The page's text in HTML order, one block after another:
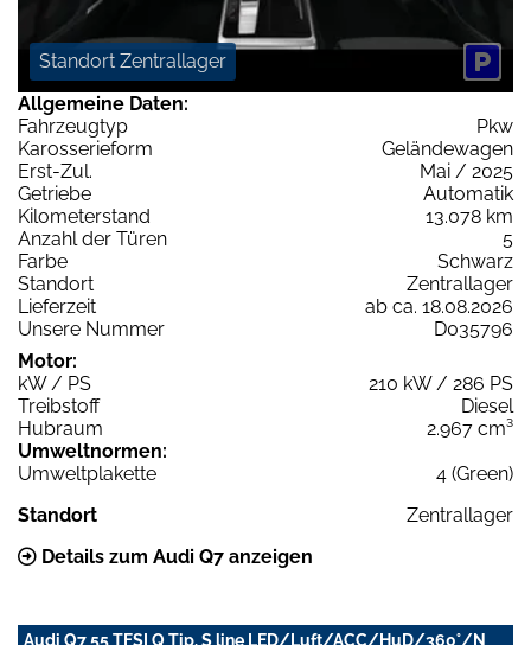
Standort Zentrallager
Allgemeine Daten:
Fahrzeugtyp
Pkw
Karosserieform
Geländewagen
Erst-Zul.
Mai / 2025
Getriebe
Automatik
Kilometerstand
13.078 km
Anzahl der Türen
5
Farbe
Schwarz
Standort
Zentrallager
Lieferzeit
ab ca. 18.08.2026
Unsere Nummer
D035796
Motor:
kW / PS
210 kW / 286 PS
Treibstoff
Diesel
Hubraum
2.967 cm³
Umweltnormen:
Umweltplakette
4 (Green)
Standort
Zentrallager
Details zum Audi Q7 anzeigen
Audi Q7 55 TFSI Q Tip. S line LED/Luft/ACC/HuD/360°/N